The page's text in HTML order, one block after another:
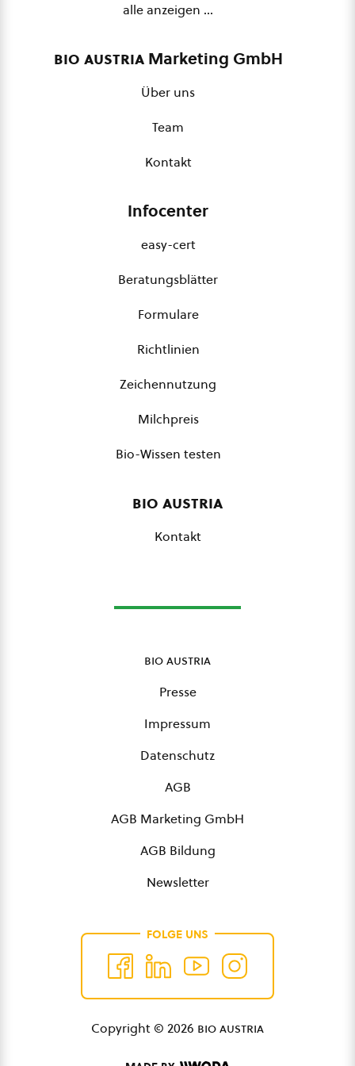
alle anzeigen …
bio austriaMarketing GmbH
Über uns
Team
Kontakt
Infocenter
easy-cert
Beratungsblätter
Formulare
Richtlinien
Zeichennutzung
Milchpreis
Bio-Wissen testen
bio austria
Kontakt
bio austria
Presse
Impressum
Datenschutz
AGB
AGB Marketing GmbH
AGB Bildung
Newsletter
FOLGE UNS
Copyright © 2026 bio austria